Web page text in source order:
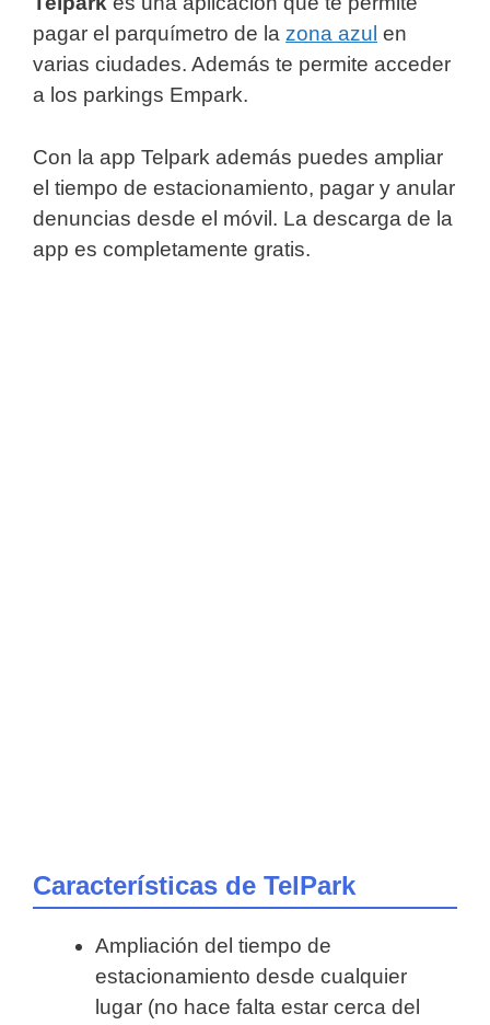
pagar el parquímetro de la zona azul en
varias ciudades. Además te permite acceder
a los parkings Empark.
Con la app Telpark además puedes ampliar
el tiempo de estacionamiento, pagar y anular
denuncias desde el móvil. La descarga de la
app es completamente gratis.
Características de TelPark
Ampliación del tiempo de
estacionamiento desde cualquier
lugar (no hace falta estar cerca del